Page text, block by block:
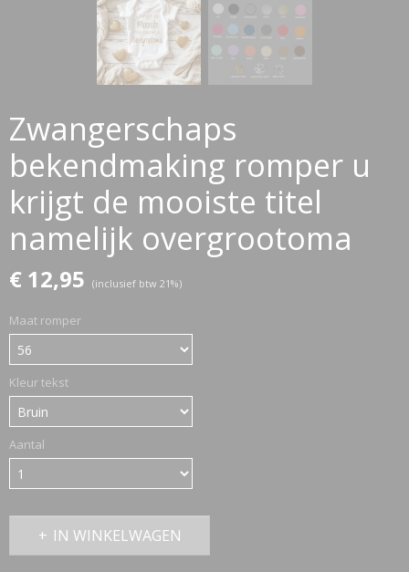
Zwangerschaps
bekendmaking romper u
krijgt de mooiste titel
namelijk overgrootoma
€ 12,95 (inclusief btw 21%)
Maat romper
Kleur tekst
Aantal
IN WINKELWAGEN